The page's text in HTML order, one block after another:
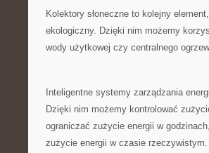
Kolektory słoneczne to kolejny
ekologiczny. Dzięki nim możemy
wody‍ użytkowej czy centralnego
Inteligentne systemy​ zarządzania
Dzięki​ nim możemy kontrolować
ograniczać ⁢zużycie energii w
‍zużycie energii w czasie‍ rzeczywistym.